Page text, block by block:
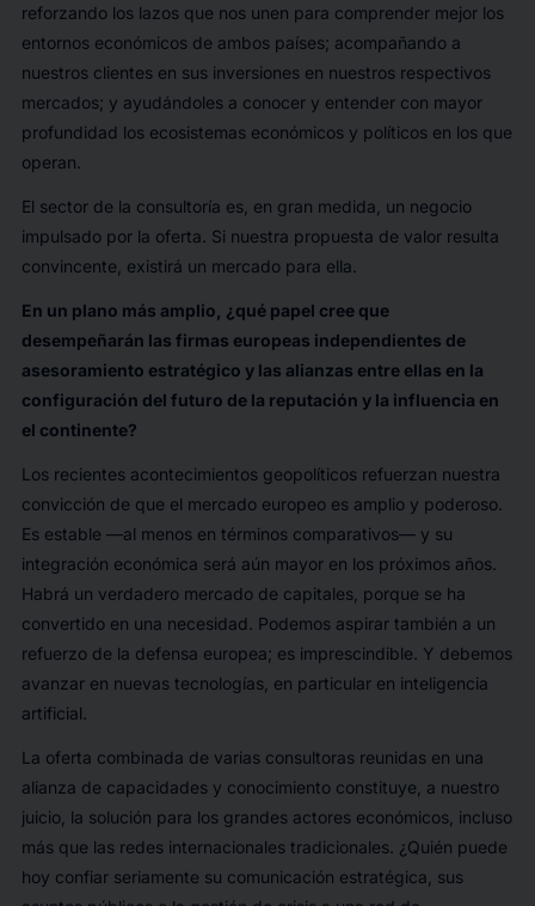
reforzando los lazos que nos unen para comprender mejor los
entornos económicos de ambos países; acompañando a
nuestros clientes en sus inversiones en nuestros respectivos
mercados; y ayudándoles a conocer y entender con mayor
profundidad los ecosistemas económicos y políticos en los que
operan.
El sector de la consultoría es, en gran medida, un negocio
impulsado por la oferta. Si nuestra propuesta de valor resulta
convincente, existirá un mercado para ella.
En un plano más amplio, ¿qué papel cree que
desempeñarán las firmas europeas independientes de
asesoramiento estratégico y las alianzas entre ellas en la
configuración del futuro de la reputación y la influencia en
el continente?
Los recientes acontecimientos geopolíticos refuerzan nuestra
convicción de que el mercado europeo es amplio y poderoso.
Es estable —al menos en términos comparativos— y su
integración económica será aún mayor en los próximos años.
Habrá un verdadero mercado de capitales, porque se ha
convertido en una necesidad. Podemos aspirar también a un
refuerzo de la defensa europea; es imprescindible. Y debemos
avanzar en nuevas tecnologías, en particular en inteligencia
artificial.
La oferta combinada de varias consultoras reunidas en una
alianza de capacidades y conocimiento constituye, a nuestro
juicio, la solución para los grandes actores económicos, incluso
más que las redes internacionales tradicionales. ¿Quién puede
hoy confiar seriamente su comunicación estratégica, sus